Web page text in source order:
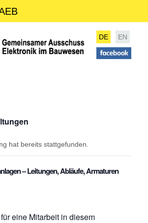
DE EN
hat bereits stattgefunden.
– Leitungen, Abläufe, Armaturen
eine Mitarbeit in diesem